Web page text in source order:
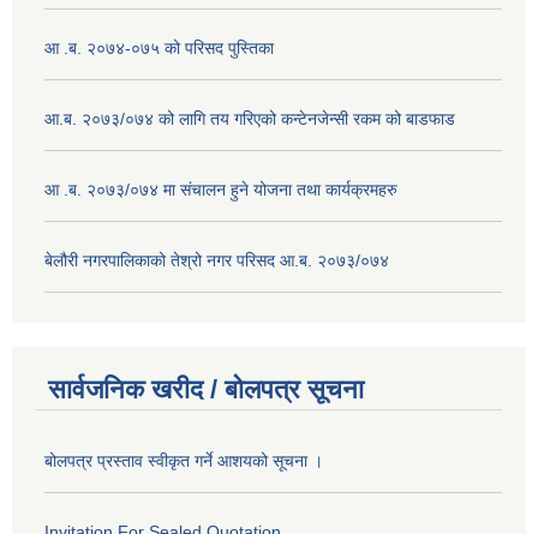
आ .ब. २०७४-०७५ को परिसद पुस्तिका
आ.ब. २०७३/०७४ को लागि तय गरिएको कन्टेनजेन्सी रकम को बाडफाड
आ .ब. २०७३/०७४ मा संचालन हुने योजना तथा कार्यक्रमहरु
बेलौरी नगरपालिकाको तेश्रो नगर परिसद आ.ब. २०७३/०७४
सार्वजनिक खरीद / बोलपत्र सूचना
बोलपत्र प्रस्ताव स्वीकृत गर्ने आशयको सूचना ।